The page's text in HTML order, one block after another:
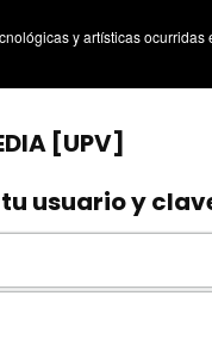
ocurridas en los tres